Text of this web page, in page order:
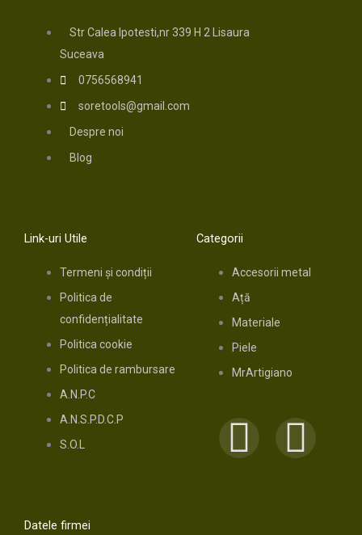
Str Calea Ipotesti,nr 339 H 2 Lisaura
Suceava
0756568941
soretools@gmail.com
Despre noi
Blog
Link-uri Utile
Termeni și condiții
Politica de
confidențialitate
Politica cookie
Politica de rambursare
A.N.P.C
A.N.S.P.D.C.P
S.O.L
Categorii
Accesorii metal
Ață
Materiale
Piele
MrArtigiano
F
I
Datele firmei